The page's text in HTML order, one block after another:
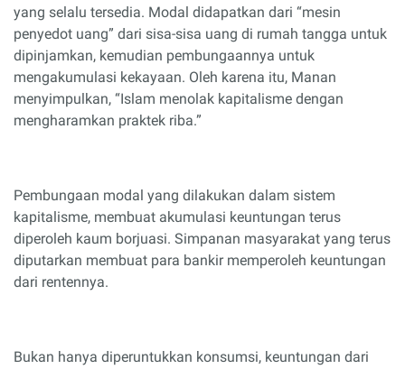
yang selalu tersedia. Modal didapatkan dari “mesin
penyedot uang” dari sisa-sisa uang di rumah tangga untuk
dipinjamkan, kemudian pembungaannya untuk
mengakumulasi kekayaan. Oleh karena itu, Manan
menyimpulkan, “Islam menolak kapitalisme dengan
mengharamkan praktek riba.”
Pembungaan modal yang dilakukan dalam sistem
kapitalisme, membuat akumulasi keuntungan terus
diperoleh kaum borjuasi. Simpanan masyarakat yang terus
diputarkan membuat para bankir memperoleh keuntungan
dari rentennya.
Bukan hanya diperuntukkan konsumsi, keuntungan dari